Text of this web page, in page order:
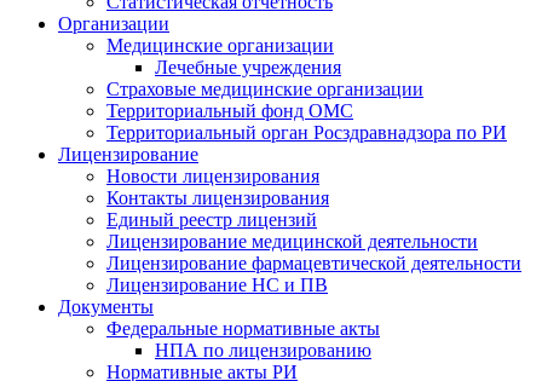
Организации
Медицинские организации
Лечебные учреждения
Страховые медицинские организации
Территориальный фонд ОМС
Территориальный орган Росздравнадзора по РИ
Лицензирование
Новости лицензирования
Контакты лицензирования
Единый реестр лицензий
Лицензирование медицинской деятельности
Лицензирование фармацевтической деятельности
Лицензирование НС и ПВ
Документы
Федеральные нормативные акты
НПА по лицензированию
Нормативные акты РИ